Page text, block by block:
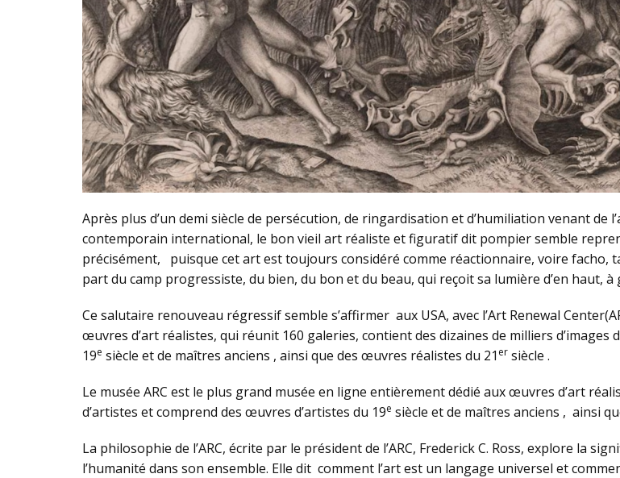
Après plus d’un demi siècle de persécution, de ringardisation et d’humiliation venant
contemporain international, le bon vieil art réaliste et figuratif dit pompier semble
précisément, puisque cet art est toujours considéré comme réactionnaire, voire
part du camp progressiste, du bien, du bon et du beau, qui reçoit sa lumière d’en haut, à
Ce salutaire renouveau régressif semble s’affirmer aux USA, avec l’Art Renewal
œuvres d’art réalistes, qui réunit 160 galeries, contient des dizaines de milliers
19e siècle et de maîtres anciens , ainsi que des œuvres réalistes du 21 er siècle .
Le musée ARC est le plus grand musée en ligne entièrement dédié aux œuvres d’art
d’artistes et comprend des œuvres d’artistes du 19e siècle et de maîtres anciens , ainsi
La philosophie de l’ARC, écrite par le président de l’ARC, Frederick C. Ross, explore la
l’humanité dans son ensemble. Elle dit comment l’art est un langage universel et